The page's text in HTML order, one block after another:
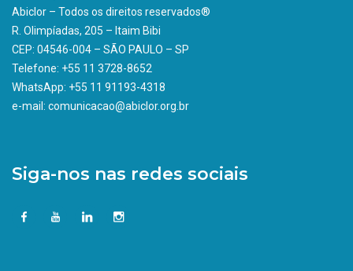
Abiclor – Todos os direitos reservados®
R. Olimpíadas, 205 – Itaim Bibi
CEP: 04546-004 – SÃO PAULO – SP
Telefone: +55 11 3728-8652
WhatsApp: +55 11 91193-4318
e-mail: comunicacao@abiclor.org.br
Siga-nos nas redes sociais